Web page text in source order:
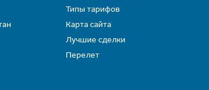
Типы тарифов
Карта сайта
Лучшие сделки
Перелет